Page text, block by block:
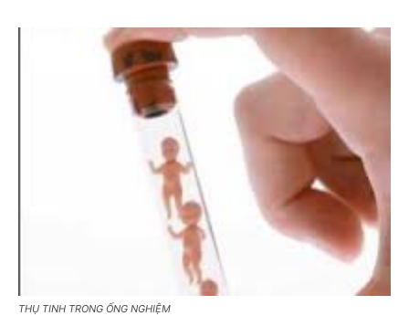
THỤ TINH TRONG ỐNG NGHIỆM